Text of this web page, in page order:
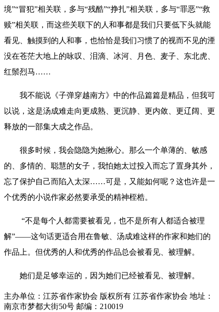
境”“冒犯”相关联，多与“残酷”“挣扎”相关联，多与“罪恶”“救
赎”相关联，而这些关联下的人和事都是我们只要低下头就能
看见、触摸到的人和事，也恰恰是我们习惯了的视而不见的湮
没在苍茫大地上的咏叹、泪滴、冰河、月色、麦子、东北虎、
红鬃烈马……
我不能说《子弹穿越南方》中的作品篇篇是精品，但我可
以说，这是汤成难走向更成熟、更沉静、更内敛、更辽阔、更
释放的一部集大成之作品。
很多时候，我会隐隐为她揪心。那么一个单薄的、敏感
的、多情的、聪慧的女子，我怕她太过投入而忘了置身其外，
忘了保护自己而陷入太深……可是，又能如何呢？这也许是一
个优秀的小说作家必然要承受的精神桎梏。
“不是每个人都需要被看见，也不是所有人都适合被理
解”——这句话更适合用在鲁敏、汤成难这样的作家和她们的
作品上。但优秀的人和优秀的作品总会被看见、被理解。
她们是足够幸运的，因为她们已经被看见、被理解。
主办单位：江苏省作家协会 版权所有 江苏省作家协会 地址：
南京市梦都大街50号 邮编：210019